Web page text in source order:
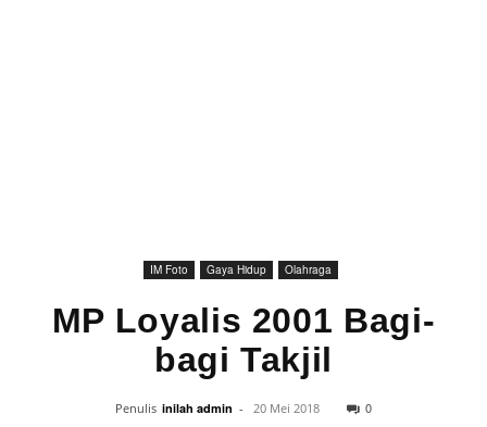
IM Foto Gaya Hidup Olahraga
MP Loyalis 2001 Bagi-
bagi Takjil
Penulis inilah admin - 20 Mei 2018 0